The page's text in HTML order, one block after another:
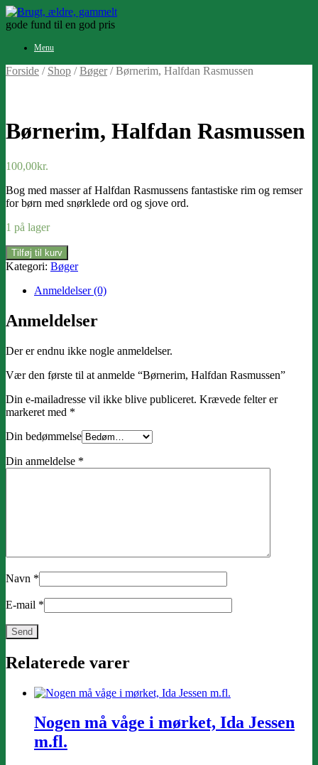
Gå
til
gode fund til en god pris
Menu
Forside / Shop /Bøger/ Børnerim, Halfdan Rasmussen
Børnerim, Halfdan Rasmussen
100,00kr.
Bog med masser af Halfdan Rasmussens fantastiske rim og remser
for børn med snørklede ord og sjove ord.
1 på lager
Børnerim,
Halfdan
Rasmussen
antal
Tilføj til kurv
Kategori: Bøger
Anmeldelser (0)
Anmeldelser
Der er endnu ikke nogle anmeldelser.
Vær den første til at anmelde “Børnerim, Halfdan Rasmussen”
Din e-mailadresse vil ikke blive publiceret. Krævede felter er
markeret med *
Din bedømmelse
Din anmeldelse *
Navn *
E-mail *
Relaterede varer
Nogen må våge i mørket, Ida Jessen
m.fl.